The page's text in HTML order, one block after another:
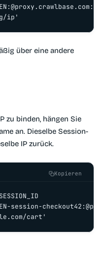
ip'
über eine andere
zu binden, hängen Sie
an. Dieselbe Session-
IP zurück.
Kopieren
session-
cart'